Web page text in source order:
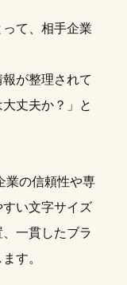
て、相手企業
が整理されて
丈夫か？」と
業の信頼性や専
い文字サイズ
一貫したブラ
す。